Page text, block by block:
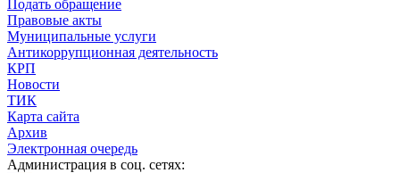
Подать обращение
Правовые акты
Муниципальные услуги
Антикоррупционная деятельность
КРП
Новости
ТИК
Карта сайта
Архив
Электронная очередь
Администрация в соц. сетях: